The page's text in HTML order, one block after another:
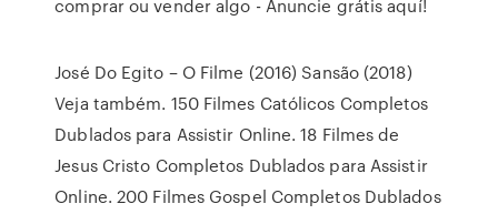
comprar ou vender algo - Anuncie grátis aquí!
José Do Egito – O Filme (2016) Sansão (2018)
Veja também. 150 Filmes Católicos Completos
Dublados para Assistir Online. 18 Filmes de
Jesus Cristo Completos Dublados para Assistir
Online. 200 Filmes Gospel Completos Dublados